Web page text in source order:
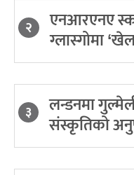
२ एनआरएनए
ग्लास्गोमा
३ लन्डनमा
संस्कृतिको